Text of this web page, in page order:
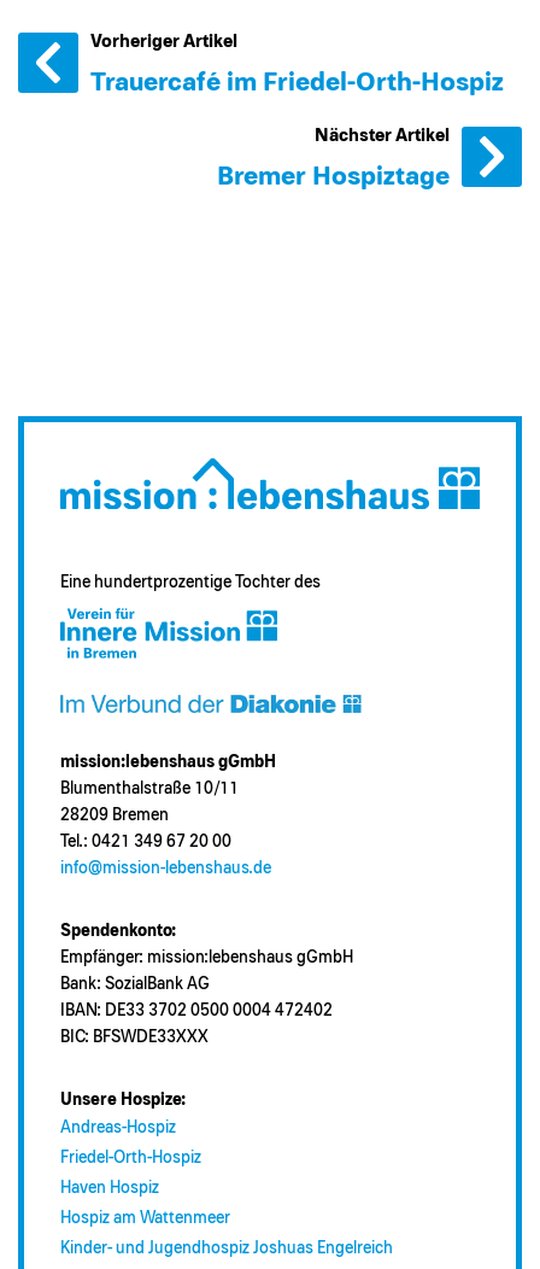
Vorheriger Artikel
Trauercafé im Friedel-Orth-Hospiz
Nächster Artikel
Bremer Hospiztage
Eine hundertprozentige Tochter des
mission:lebenshaus gGmbH
Blumenthalstraße 10/11
28209 Bremen
Tel.: 0421 349 67 20 00
info@mission-lebenshaus.de
Spendenkonto:
Empfänger: mission:lebenshaus gGmbH
Bank: SozialBank AG
IBAN: DE33 3702 0500 0004 472402
BIC: BFSWDE33XXX
Unsere Hospize:
Andreas-Hospiz
Friedel-Orth-Hospiz
Haven Hospiz
Hospiz am Wattenmeer
Kinder- und Jugendhospiz Joshuas Engelreich